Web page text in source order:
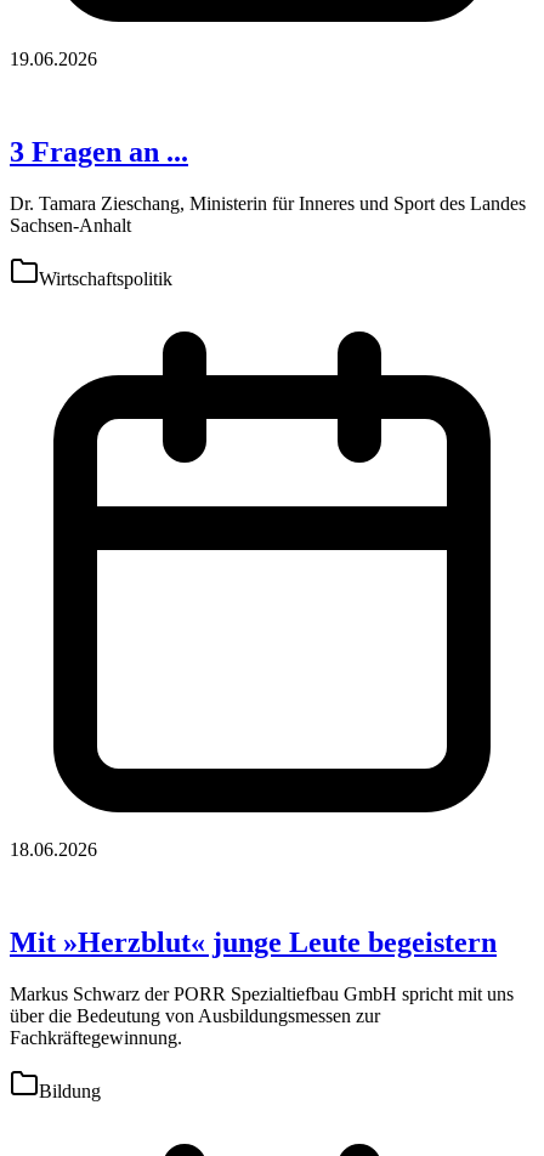
19.06.2026
3 Fragen an ...
Dr. Tamara Zieschang, Ministerin für Inneres und Sport des Landes
Sachsen-Anhalt
Wirtschaftspolitik
18.06.2026
Mit »Herzblut« junge Leute begeistern
Markus Schwarz der PORR Spezialtiefbau GmbH spricht mit uns
über die Bedeutung von Ausbildungsmessen zur
Fachkräftegewinnung.
Bildung